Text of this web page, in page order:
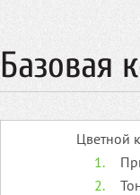
Базовая
Цветной